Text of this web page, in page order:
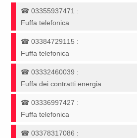
☎03355937471 :
Fuffa telefonica
☎03384729115 :
Fuffa telefonica
☎03332460039 :
Fuffa dei contratti energia
☎03336997427 :
Fuffa telefonica
☎03378317086 :